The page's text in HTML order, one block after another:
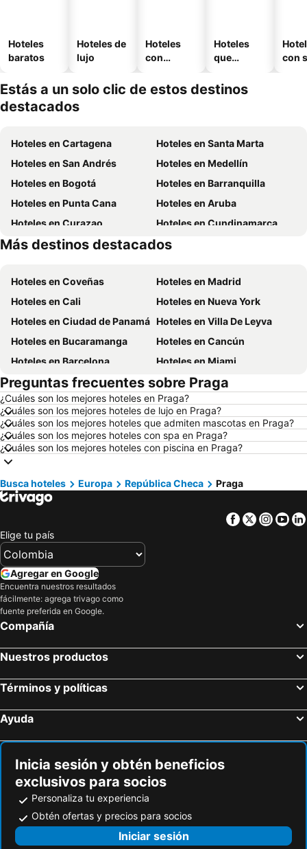
Hoteles
baratos
Hoteles de
lujo
Hoteles
con
Hoteles
que
mascotas
con
Estás a un solo clic de estos destinos
destacados
Hoteles en Cartagena
Hoteles en Santa Marta
Hoteles en San Andrés
Hoteles en Medellín
Hoteles en Bogotá
Hoteles en Barranquilla
Hoteles en Punta Cana
Hoteles en Aruba
Hoteles en Curazao
Hoteles en Cundinamarca
Hoteles en San Andrés, Providencia and Santa Catalina
Hoteles en Panamá
Más destinos destacados
Hoteles en Coveñas
Hoteles en Madrid
Hoteles en Cali
Hoteles en Nueva York
Hoteles en Ciudad de Panamá Hoteles en Villa De Leyva
Hoteles en Bucaramanga
Hoteles en Cancún
Hoteles en Barcelona
Hoteles en Miami
Hoteles en Melgar
Hoteles en París
Hoteles en Ciudad de México
Hoteles en Villavicencio
Hoteles en Roma
Hoteles en Orlando
Hoteles en Villeta
Hoteles en Girardot
Hoteles en Pereira
Hoteles en Santiago de Chile
Hoteles en Madrid
Hoteles en Jamaica
Hoteles en La Guajira
Hoteles en Islandia
Hoteles en Risaralda
Hoteles en Fuerteventura
Hoteles en Boyacá
Hoteles en Amazonas
Preguntas frecuentes sobre Praga
¿Cuáles son los mejores hoteles en Praga?
¿Cuáles son los mejores hoteles de lujo en Praga?
¿Cuáles son los mejores hoteles que admiten mascotas en Praga?
¿Cuáles son los mejores hoteles con spa en Praga?
¿Cuáles son los mejores hoteles con piscina en Praga?
Busca hoteles Europa República Checa Praga
Facebook
Twitter
Elige tu país
Agregar en Google
Encuentra nuestros resultados
fácilmente: agrega trivago como
fuente preferida en Google.
Compañía
Nuestros productos
Términos y políticas
Ayuda
Inicia sesión y obtén beneficios
exclusivos para socios
Personaliza tu experiencia
Obtén ofertas y precios para socios
Iniciar sesión